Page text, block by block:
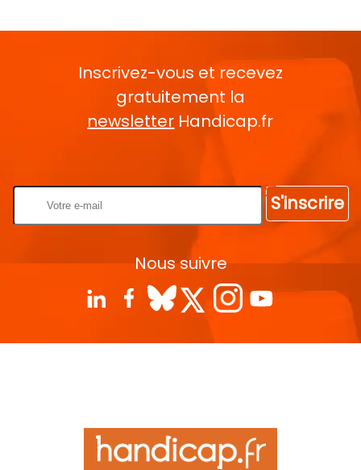
Inscrivez-vous et recevez
gratuitement la
newsletter Handicap.fr
S'inscrire
Nous suivre